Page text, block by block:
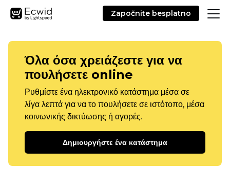
Započnite besplatno
Όλα όσα χρειάζεστε για να
πουλήσετε online
Ρυθμίστε ένα ηλεκτρονικό κατάστημα μέσα σε
λίγα λεπτά για να το πουλήσετε σε ιστότοπο, μέσα
κοινωνικής δικτύωσης ή αγορές.
Δημιουργήστε ένα κατάστημα